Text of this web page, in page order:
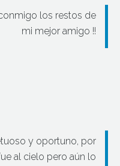
los restos de
mi mejor amigo !!
y oportuno, por
al cielo pero aún lo